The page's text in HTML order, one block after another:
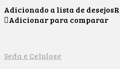
Adicionado a lista de desejos
Adicionar para comparar
Seda e Celulose